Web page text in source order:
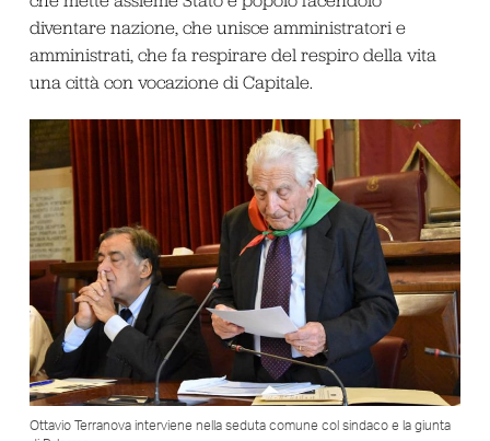
diventare nazione, che unisce amministratori e
amministrati, che fa respirare del respiro della vita
una città con vocazione di Capitale.
Ottavio Terranova interviene nella seduta comune col sindaco e la giunta